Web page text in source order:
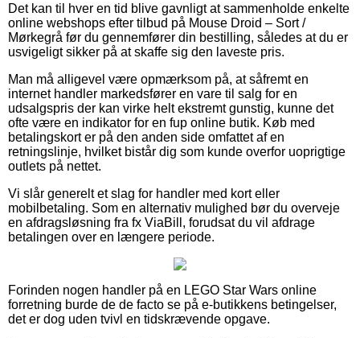
Det kan til hver en tid blive gavnligt at sammenholde enkelte
online webshops efter tilbud på Mouse Droid – Sort /
Mørkegrå før du gennemfører din bestilling, således at du er
usvigeligt sikker på at skaffe sig den laveste pris.
Man må alligevel være opmærksom på, at såfremt en
internet handler markedsfører en vare til salg for en
udsalgspris der kan virke helt ekstremt gunstig, kunne det
ofte være en indikator for en fup online butik. Køb med
betalingskort er på den anden side omfattet af en
retningslinje, hvilket bistår dig som kunde overfor uoprigtige
outlets på nettet.
Vi slår generelt et slag for handler med kort eller
mobilbetaling. Som en alternativ mulighed bør du overveje
en afdragsløsning fra fx ViaBill, forudsat du vil afdrage
betalingen over en længere periode.
Forinden nogen handler på en LEGO Star Wars online
forretning burde de de facto se på e-butikkens betingelser,
det er dog uden tvivl en tidskrævende opgave.